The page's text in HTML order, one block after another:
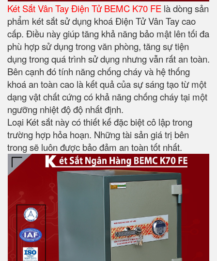
Két Sắt Vân Tay Điện Tử BEMC K70 FE là dòng sản
phẩm két sắt sử dụng khoá Điện Tử Vân Tay cao
cấp. Điều này giúp tăng khả năng bảo mật lên tối đa
phù hợp sử dụng trong văn phòng, tăng sự tiện
dụng trong quá trình sử dụng nhưng vẫn rất an toàn.
Bên cạnh đó tính năng chống cháy và hệ thống
khoá an toàn cao là kết quả của sự sáng tạo từ một
dạng vật chất cứng có khả năng chống cháy tại một
ngưỡng nhiệt độ độ nhất định.
Loại Két sắt này có thiết kế đặc biệt cô lập trong
trường hợp hỏa hoạn. Những tài sản giá trị bên
trong sẽ luôn được bảo đảm an toàn tốt nhất.